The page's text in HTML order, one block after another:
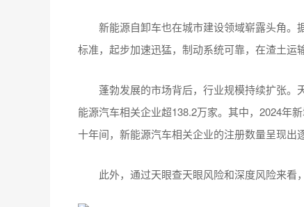
新能源自卸车也在城市建设领域崭露头角
标准，起步加速迅猛，制动系统可靠，在渣土运
蓬勃发展的市场背后，行业规模持续扩张
能源汽车相关企业超138.2万家。其中，2024年
十年间，新能源汽车相关企业的注册数量呈现出
此外，通过天眼查天眼风险和深度风险来看